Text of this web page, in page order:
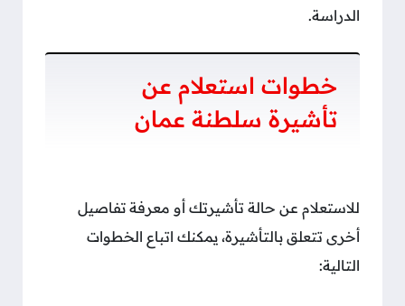
الدراسة.
خطوات استعلام عن
تأشيرة سلطنة عمان
للاستعلام عن حالة تأشيرتك أو معرفة تفاصيل
أخرى تتعلق بالتأشيرة، يمكنك اتباع الخطوات
التالية: